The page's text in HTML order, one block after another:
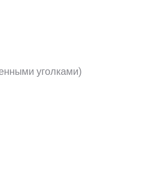
уголками)